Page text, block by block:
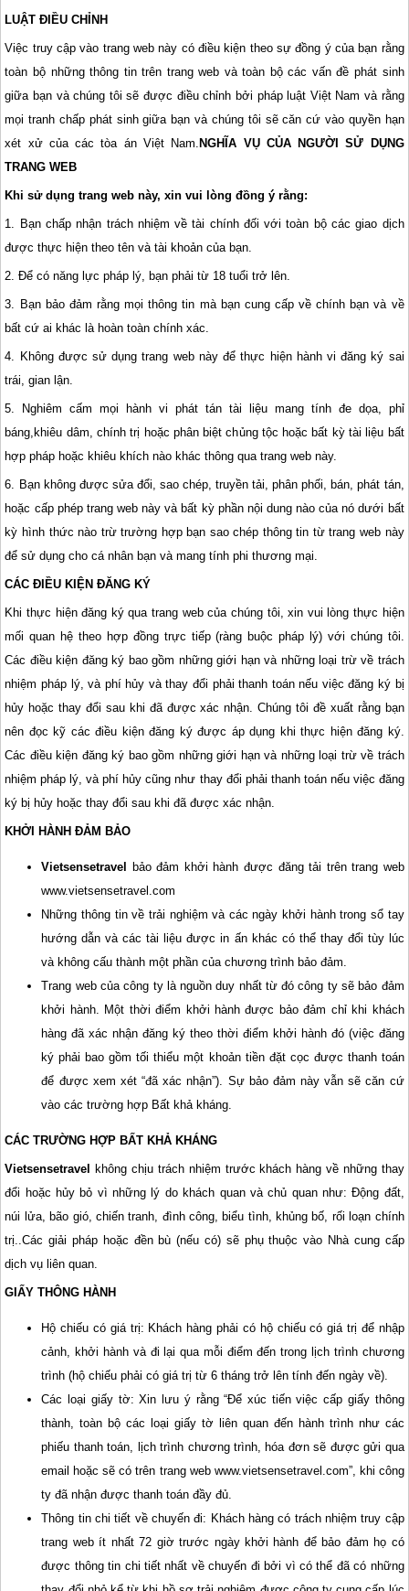
LUẬT ĐIỀU CHỈNH
Việc truy cập vào trang web này có điều kiện theo sự đồng ý của bạn rằng
toàn bộ những thông tin trên trang web và toàn bộ các vấn đề phát sinh
giữa bạn và chúng tôi sẽ được điều chỉnh bởi pháp luật Việt Nam và rằng
mọi tranh chấp phát sinh giữa bạn và chúng tôi sẽ căn cứ vào quyền hạn
xét xử của các tòa án Việt Nam. NGHĨA VỤ CỦA NGƯỜI SỬ DỤNG
TRANG WEB
Khi sử dụng trang web này, xin vui lòng đồng ý rằng:
1. Bạn chấp nhận trách nhiệm về tài chính đối với toàn bộ các giao dịch
được thực hiện theo tên và tài khoản của bạn.
2. Để có năng lực pháp lý, bạn phải từ 18 tuổi trở lên.
3. Bạn bảo đảm rằng mọi thông tin mà bạn cung cấp về chính bạn và về
bất cứ ai khác là hoàn toàn chính xác.
4. Không được sử dụng trang web này để thực hiện hành vi đăng ký sai
trái, gian lận.
5. Nghiêm cấm mọi hành vi phát tán tài liệu mang tính đe dọa, phỉ
báng,khiêu dâm, chính trị hoặc phân biệt chủng tộc hoặc bất kỳ tài liệu bất
hợp pháp hoặc khiêu khích nào khác thông qua trang web này.
6. Bạn không được sửa đổi, sao chép, truyền tải, phân phối, bán, phát tán,
hoặc cấp phép trang web này và bất kỳ phần nội dung nào của nó dưới bất
kỳ hình thức nào trừ trường hợp bạn sao chép thông tin từ trang web này
để sử dụng cho cá nhân bạn và mang tính phi thương mại.
CÁC ĐIỀU KIỆN ĐĂNG KÝ
Khi thực hiện đăng ký qua trang web của chúng tôi, xin vui lòng thực hiện
mối quan hệ theo hợp đồng trực tiếp (ràng buộc pháp lý) với chúng tôi.
Các điều kiện đăng ký bao gồm những giới hạn và những loại trừ về trách
nhiệm pháp lý, và phí hủy và thay đổi phải thanh toán nếu việc đăng ký bị
hủy hoặc thay đổi sau khi đã được xác nhận. Chúng tôi đề xuất rằng bạn
nên đọc kỹ các điều kiện đăng ký được áp dụng khi thực hiện đăng ký.
Các điều kiện đăng ký bao gồm những giới hạn và những loại trừ về trách
nhiệm pháp lý, và phí hủy cũng như thay đổi phải thanh toán nếu việc đăng
ký bị hủy hoặc thay đổi sau khi đã được xác nhận.
KHỞI HÀNH ĐẢM BẢO
Vietsensetravel
bảo đảm khởi hành được đăng tải trên trang web
www.vietsensetravel.com
Những thông tin về trải nghiệm và các ngày khởi hành trong sổ tay
hướng dẫn và các tài liệu được in ấn khác có thể thay đổi tùy lúc
và không cấu thành một phần của chương trình bảo đảm.
Trang web của công ty là nguồn duy nhất từ đó công ty sẽ bảo đảm
khởi hành. Một thời điểm khởi hành được bảo đảm chỉ khi khách
hàng đã xác nhận đăng ký theo thời điểm khởi hành đó (việc đăng
ký phải bao gồm tối thiểu một khoản tiền đặt cọc được thanh toán
để được xem xét “đã xác nhận”). Sự bảo đảm này vẫn sẽ căn cứ
vào các trường hợp Bất khả kháng.
CÁC TRƯỜNG HỢP BẤT KHẢ KHÁNG
Vietsensetravel
không chịu trách nhiệm trước khách hàng về những thay
đổi hoặc hủy bỏ vì những lý do khách quan và chủ quan như: Động đất,
núi lửa, bão gió, chiến tranh, đình công, biểu tình, khủng bố, rối loạn chính
trị..Các giải pháp hoặc đền bù (nếu có) sẽ phụ thuộc vào Nhà cung cấp
dịch vụ liên quan.
GIẤY THÔNG HÀNH
Hộ chiếu có giá trị: Khách hàng phải có hộ chiếu có giá trị để nhập
cảnh, khởi hành và đi lại qua mỗi điểm đến trong lịch trình chương
trình (hộ chiếu phải có giá trị từ 6 tháng trở lên tính đến ngày về).
Các loại giấy tờ: Xin lưu ý rằng “Để xúc tiến việc cấp giấy thông
thành, toàn bộ các loại giấy tờ liên quan đến hành trình như các
phiếu thanh toán, lịch trình chương trình, hóa đơn sẽ được gửi qua
email hoặc sẽ có trên trang web www.vietsensetravel.com”, khi công
ty đã nhận được thanh toán đầy đủ.
Thông tin chi tiết về chuyến đi: Khách hàng có trách nhiệm truy cập
trang web ít nhất 72 giờ trước ngày khởi hành để bảo đảm họ có
được thông tin chi tiết nhất về chuyến đi bởi vì có thể đã có những